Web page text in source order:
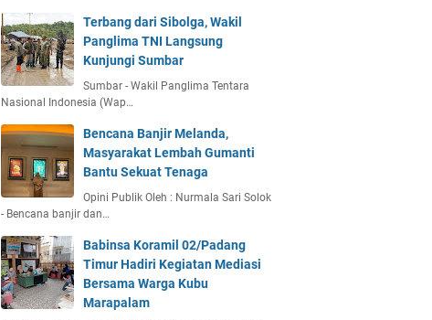
Terbang dari Sibolga, Wakil
Panglima TNI Langsung
Kunjungi Sumbar
Sumbar - Wakil Panglima Tentara
Nasional Indonesia (Wap…
Bencana Banjir Melanda,
Masyarakat Lembah Gumanti
Bantu Sekuat Tenaga
Opini Publik Oleh : Nurmala Sari Solok
- Bencana banjir dan…
Babinsa Koramil 02/Padang
Timur Hadiri Kegiatan Mediasi
Bersama Warga Kubu
Marapalam